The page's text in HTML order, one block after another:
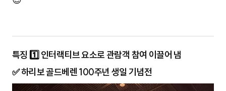
특징 1️⃣ 인터랙티브 요소로 관람객 참여 이끌어 냄
✅ 하리보 골드베렌 100주년 생일 기념전